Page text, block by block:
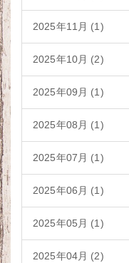
2025年11月 (1)
2025年10月 (2)
2025年09月 (1)
2025年08月 (1)
2025年07月 (1)
2025年06月 (1)
2025年05月 (1)
2025年04月 (2)